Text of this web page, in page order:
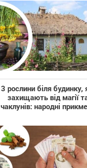
3 рослини біля будинку,
захищають від магії
чаклунів: народні